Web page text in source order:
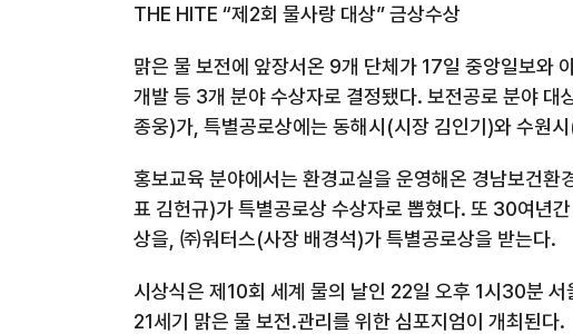
THE HITE “제2회 물사랑 대상” 금상수상
맑은 물 보전에 앞장서온 9개 단체가 17일 중앙일보와
개발 등 3개 분야 수상자로 결정됐다. 보전공로 분야
종웅)가, 특별공로상에는 동해시(시장 김인기)와 수원
홍보교육 분야에서는 환경교실을 운영해온 경남보건
표 김헌규)가 특별공로상 수상자로 뽑혔다. 또 30여년
상을, ㈜워터스(사장 배경석)가 특별공로상을 받는다.
시상식은 제10회 세계 물의 날인 22일 오후 1시30분
21세기 맑은 물 보전.관리를 위한 심포지엄이 개최된다.